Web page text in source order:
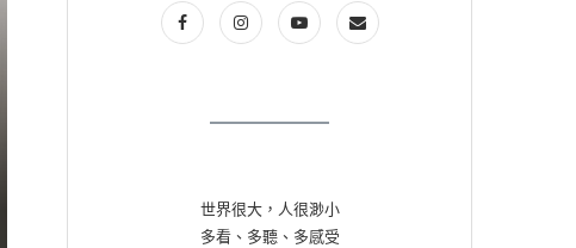
世界很大，人很渺小
多看、多聽、多感受